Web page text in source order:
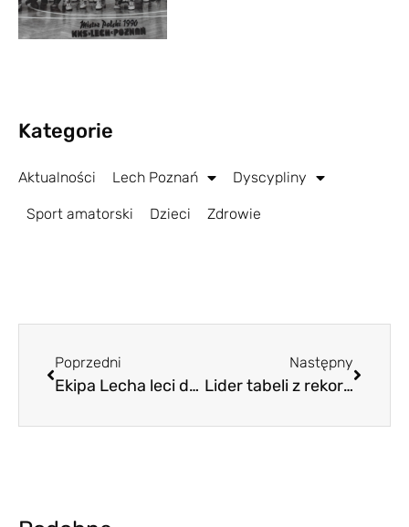
Kategorie
Aktualności Lech Poznań Dyscypliny
Sport amatorski Dzieci Zdrowie
Poprzedni
Ekipa Lecha leci do Turcji. Z juniorami, ale jeszcze bez nowych graczy
Następny
Lider tabeli z rekordowym zyskiem. Panowie, nie zmarnujcie tego!